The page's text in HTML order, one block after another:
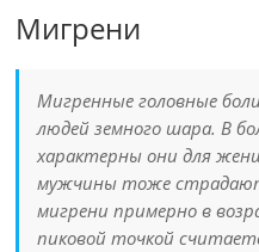
Мигрени
Мигренные головные
людей земного шара. В
характерны они для
мужчины тоже
мигрени примерно в
пиковой точкой